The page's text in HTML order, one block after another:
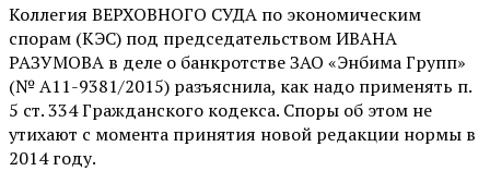
Коллегия ВЕРХОВНОГО СУДА по экономическим
спорам (КЭС) под председательством ИВАНА
РАЗУМОВА в деле о банкротстве ЗАО «Энбима Групп»
(№ А11-9381/2015) разъяснила, как надо применять п.
5 ст. 334 Гражданского кодекса. Споры об этом не
утихают с момента принятия новой редакции нормы в
2014 году.